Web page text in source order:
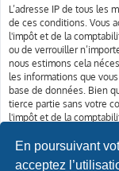
En poursuivant
acceptez
L’adresse IP de tous les
de ces conditions. Vous
l'impôt et de la
ou de verrouiller
nous estimons cela
les informations que
base de données. Bien
tierce partie sans votre
l'impôt et de la
compromettre vos